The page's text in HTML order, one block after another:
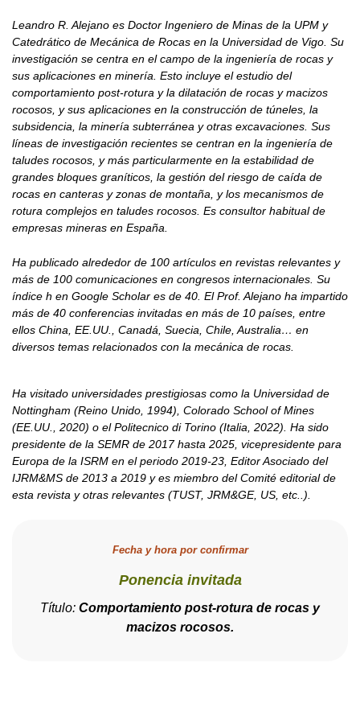
Leandro R. Alejano es Doctor Ingeniero de Minas de la UPM y
Catedrático de Mecánica de Rocas en la Universidad de Vigo. Su
investigación se centra en el campo de la ingeniería de rocas y
sus aplicaciones en minería. Esto incluye el estudio del
comportamiento post-rotura y la dilatación de rocas y macizos
rocosos, y sus aplicaciones en la construcción de túneles, la
subsidencia, la minería subterránea y otras excavaciones. Sus
líneas de investigación recientes se centran en la ingeniería de
taludes rocosos, y más particularmente en la estabilidad de
grandes bloques graníticos, la gestión del riesgo de caída de
rocas en canteras y zonas de montaña, y los mecanismos de
rotura complejos en taludes rocosos. Es consultor habitual de
empresas mineras en España.
Ha publicado alrededor de 100 artículos en revistas relevantes y
más de 100 comunicaciones en congresos internacionales. Su
índice h en Google Scholar es de 40. El Prof. Alejano ha impartido
más de 40 conferencias invitadas en más de 10 países, entre
ellos China, EE.UU., Canadá, Suecia, Chile, Australia… en
diversos temas relacionados con la mecánica de rocas.
Ha visitado universidades prestigiosas como la Universidad de
Nottingham (Reino Unido, 1994), Colorado School of Mines
(EE.UU., 2020) o el Politecnico di Torino (Italia, 2022). Ha sido
presidente de la SEMR de 2017 hasta 2025, vicepresidente para
Europa de la ISRM en el periodo 2019-23, Editor Asociado del
IJRM&MS de 2013 a 2019 y es miembro del Comité editorial de
esta revista y otras relevantes (TUST, JRM&GE, US, etc..).
Fecha y hora por confirmar
Ponencia invitada
Título: Comportamiento post-rotura de rocas y
macizos rocosos.